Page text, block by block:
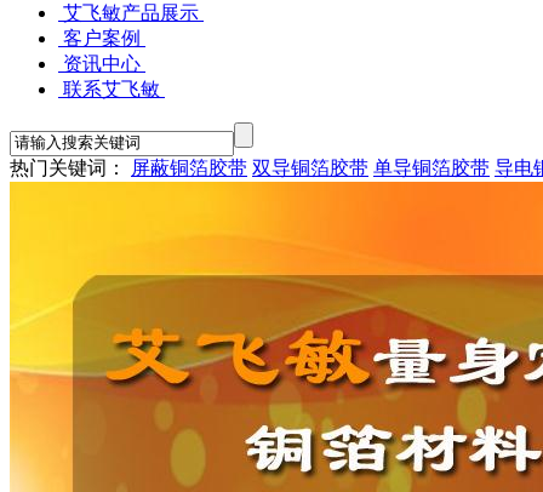
艾飞敏产品展示
客户案例
资讯中心
联系艾飞敏
热门关键词： 屏蔽铜箔胶带 双导铜箔胶带 单导铜箔胶带 导电